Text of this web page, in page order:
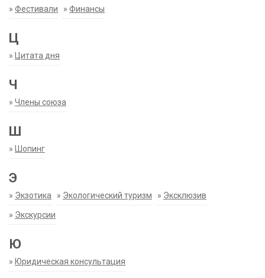
» Фестивали » Финансы
Ц
» Цитата дня
Ч
» Члены союза
Ш
» Шопинг
Э
» Экзотика » Экологический туризм » Эксклюзив
» Экскурсии
Ю
» Юридическая консультация